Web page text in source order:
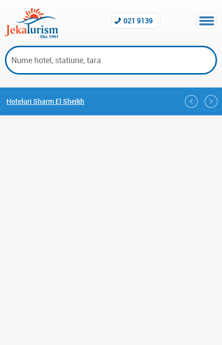
021 9139
Hoteluri Sharm El Sheikh